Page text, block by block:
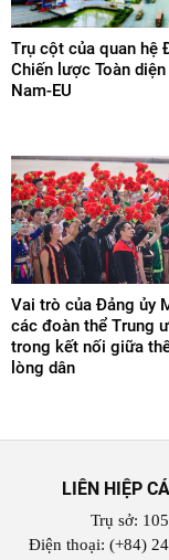
Trụ cột của quan hệ
Chiến lược Toàn
Nam-EU
Vai trò của Đảng ủy
các đoàn thể Trung
trong kết nối giữa
lòng dân
LIÊN HIỆP
Trụ sở:
Điện thoại: (+84)